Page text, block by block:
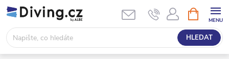
Přejít
na
obsah
HLEDAT
NÁKUPNÍ
KOŠÍK